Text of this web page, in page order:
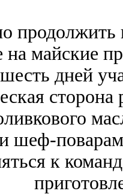
продолжить
на майские
дней
шеф-
к